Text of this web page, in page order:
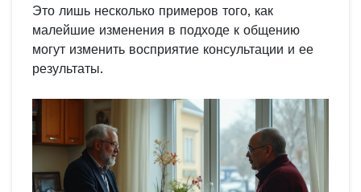
Это лишь несколько примеров того, как
малейшие изменения в подходе к общению
могут изменить восприятие консультации и ее
результаты.